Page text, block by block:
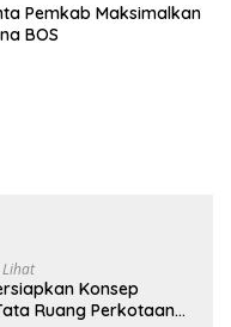
Pemkab Maksimalkan
BOS
Konsep
Ruang Perkotaan